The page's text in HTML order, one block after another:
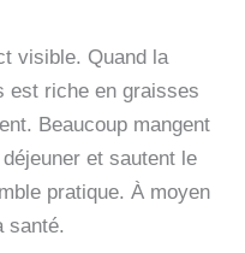
visible. Quand la
est riche en graisses
Beaucoup mangent
et sautent le
pratique. À moyen
santé.